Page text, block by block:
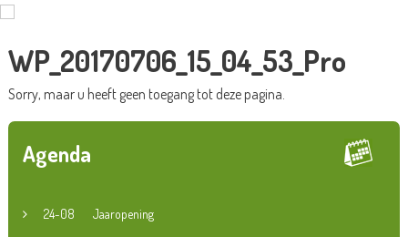
WP_20170706_15_04_53_Pro
Sorry, maar u heeft geen toegang tot deze pagina.
Agenda
24-08 Jaaropening